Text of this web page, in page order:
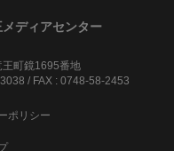
ディアセンター
町鏡1695番地
/ FAX : 0748-58-2453
ポリシー